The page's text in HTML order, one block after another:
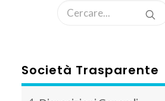
Società Trasparente